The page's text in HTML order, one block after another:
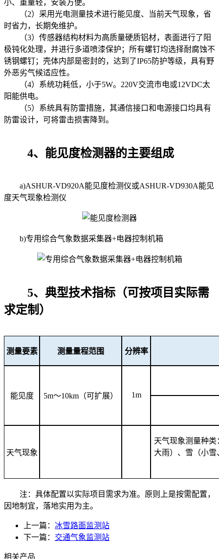
小、重量轻，安装方便。
（2）采用光电测量技术进行能见度、当前天气现象，省
时省力，长期免维护。
（3）传感器结构材料为高质量硬质铝材，表面进行了阳
极钝化处理，并进行多道喷漆保护；所有螺钉均选择耐腐蚀不
锈钢螺钉；壳体内部是密封的，达到了IP65防护等级，具有野
外恶劣气候适应性。
（4）系统功耗低，小于5W。220V交流市电或12VDC太
阳能供电。
（5）系统具有防雷措施，其通信接口和电源接口均具有
防雷设计，可将雷击损害降到。
4、能见度检测器的主要组成
a)ASHUR-VD920A能见度检测仪或ASHUR-VD930A能见
度天气现象检测仪
b)专用综合气象数据采集器+电器控制机箱
5、典型技术指标（可按项目实际需
求定制）
测量要素 测量量程范围 分辨率
能见度 5m～10km（可扩展） 1m
天气现象
天气现象测量种
大雨）、雪（小
注：具体配置以实际项目需求为准。原则上是按需配置，
因地制宜，落地实用为主。
上一篇： 冰雪路面监测站
下一篇： 交通气象监测站
相关产品